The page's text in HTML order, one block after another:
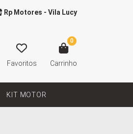
Rp Motores - Vila Lucy
Favoritos
0
Carrinho
KIT MOTOR